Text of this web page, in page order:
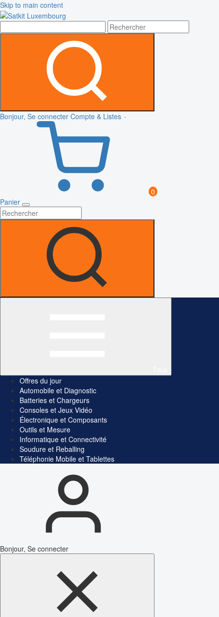
Skip to main content
Bonjour, Se connecter Compte & Listes
0
Panier
Offres du jour
Automobile et Diagnostic
Batteries et Chargeurs
Consoles et Jeux Vidéo
Électronique et Composants
Outils et Mesure
Informatique et Connectivité
Soudure et Reballing
Téléphonie Mobile et Tablettes
Bonjour, Se connecter